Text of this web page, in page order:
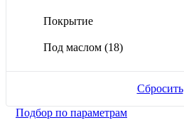
Покрытие
Под маслом (18)
Сбросить
Подбор по параметрам